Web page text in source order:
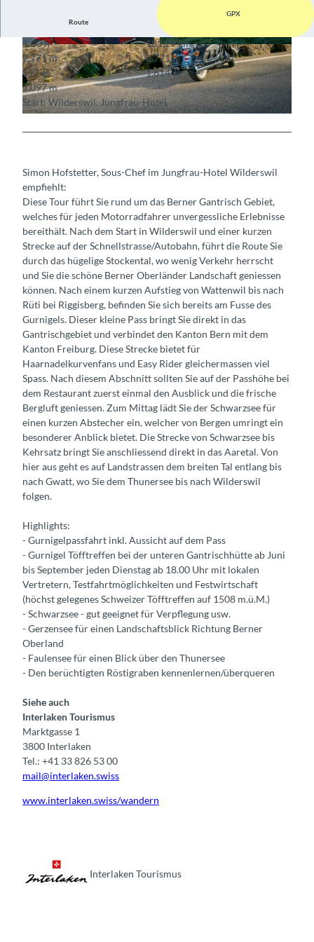
© Interlaken Tourismus © Interlaken Tourismus
Route
GPX
4:00 h
181,29 km
2.771 m
2.771 m
517 m
1.614 m
1.097 m
Start: Wilderswil, Jungfrau-Hotel
Simon Hofstetter, Sous-Chef im Jungfrau-Hotel Wilderswil
empfiehlt:
Diese Tour führt Sie rund um das Berner Gantrisch Gebiet,
welches für jeden Motorradfahrer unvergessliche Erlebnisse
bereithält. Nach dem Start in Wilderswil und einer kurzen
Strecke auf der Schnellstrasse/Autobahn, führt die Route Sie
durch das hügelige Stockental, wo wenig Verkehr herrscht
und Sie die schöne Berner Oberländer Landschaft geniessen
können. Nach einem kurzen Aufstieg von Wattenwil bis nach
Rüti bei Riggisberg, befinden Sie sich bereits am Fusse des
Gurnigels. Dieser kleine Pass bringt Sie direkt in das
Gantrischgebiet und verbindet den Kanton Bern mit dem
Kanton Freiburg. Diese Strecke bietet für
Haarnadelkurvenfans und Easy Rider gleichermassen viel
Spass. Nach diesem Abschnitt sollten Sie auf der Passhöhe bei
dem Restaurant zuerst einmal den Ausblick und die frische
Bergluft geniessen. Zum Mittag lädt Sie der Schwarzsee für
einen kurzen Abstecher ein, welcher von Bergen umringt ein
besonderer Anblick bietet. Die Strecke von Schwarzsee bis
Kehrsatz bringt Sie anschliessend direkt in das Aaretal. Von
hier aus geht es auf Landstrassen dem breiten Tal entlang bis
nach Gwatt, wo Sie dem Thunersee bis nach Wilderswil
folgen.
Highlights:
- Gurnigelpassfahrt inkl. Aussicht auf dem Pass
- Gurnigel Töfftreffen bei der unteren Gantrischhütte ab Juni
bis September jeden Dienstag ab 18.00 Uhr mit lokalen
Vertretern, Testfahrtmöglichkeiten und Festwirtschaft
(höchst gelegenes Schweizer Töfftreffen auf 1508 m.ü.M.)
- Schwarzsee - gut geeignet für Verpflegung usw.
- Gerzensee für einen Landschaftsblick Richtung Berner
Oberland
- Faulensee für einen Blick über den Thunersee
- Den berüchtigten Röstigraben kennenlernen/überqueren
Siehe auch
Interlaken Tourismus
Marktgasse 1
3800 Interlaken
Tel.: +41 33 826 53 00
mail@interlaken.swiss
www.interlaken.swiss/wandern
Interlaken Tourismus